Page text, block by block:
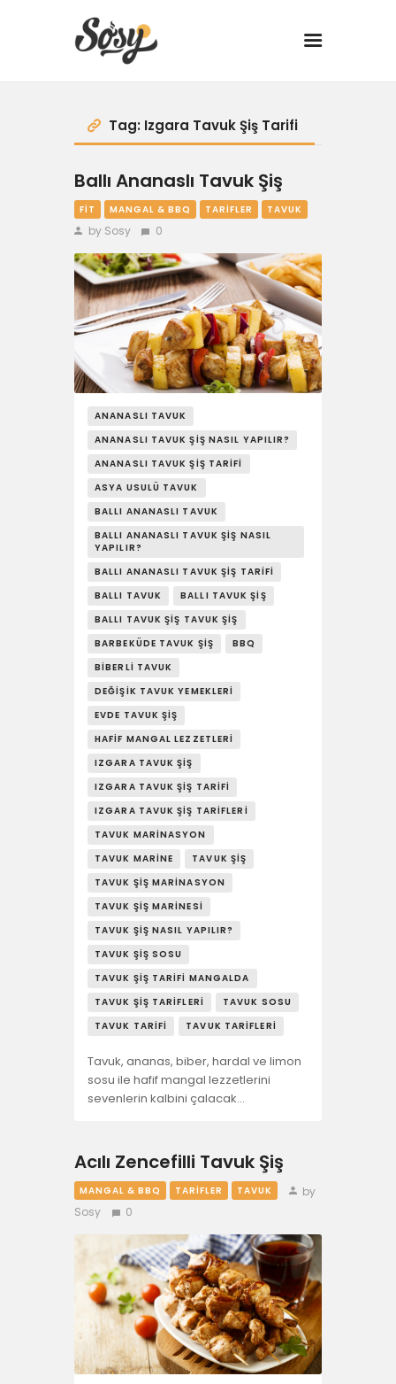
TARİFLER
MANGAL
YANCI
FIT
DRINK
BBQ 101
YAŞAM
SOSY’LE!
Tag: Izgara Tavuk Şiş Tarifi
Ballı Ananaslı Tavuk Şiş
FIT MANGAL & BBQ TARIFLER TAVUK
by Sosy 0
ANANASLI TAVUK
ANANASLI TAVUK ŞIŞ NASIL YAPILIR?
ANANASLI TAVUK ŞIŞ TARIFI
ASYA USULÜ TAVUK
BALLI ANANASLI TAVUK
BALLI ANANASLI TAVUK ŞIŞ NASIL
YAPILIR?
BALLI ANANASLI TAVUK ŞIŞ TARIFI
BALLI TAVUK
BALLI TAVUK ŞIŞ
BALLI TAVUK ŞIŞ TAVUK ŞIŞ
BARBEKÜDE TAVUK ŞIŞ
BBQ
BIBERLI TAVUK
DEĞIŞIK TAVUK YEMEKLERI
EVDE TAVUK ŞIŞ
HAFIF MANGAL LEZZETLERI
IZGARA TAVUK ŞIŞ
IZGARA TAVUK ŞIŞ TARIFI
IZGARA TAVUK ŞIŞ TARIFLERI
TAVUK MARINASYON
TAVUK MARINE
TAVUK ŞIŞ
TAVUK ŞIŞ MARINASYON
TAVUK ŞIŞ MARINESI
TAVUK ŞIŞ NASIL YAPILIR?
TAVUK ŞIŞ SOSU
TAVUK ŞIŞ TARIFI MANGALDA
TAVUK ŞIŞ TARIFLERI
TAVUK SOSU
TAVUK TARIFI
TAVUK TARIFLERI
Tavuk, ananas, biber, hardal ve limon
sosu ile hafif mangal lezzetlerini
sevenlerin kalbini çalacak…
Acılı Zencefilli Tavuk Şiş
MANGAL & BBQ TARIFLER TAVUK
by
Sosy
0